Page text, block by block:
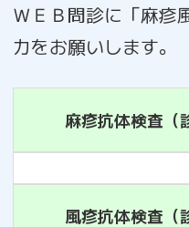
ＷＥＢ問診に「麻疹
力をお願いします。
麻疹抗体検査（
風疹抗体検査（